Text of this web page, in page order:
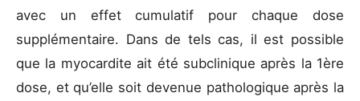
avec un effet cumulatif pour chaque dose
supplémentaire. Dans de tels cas, il est possible
que la myocardite ait été subclinique après la 1ère
dose, et qu’elle soit devenue pathologique après la